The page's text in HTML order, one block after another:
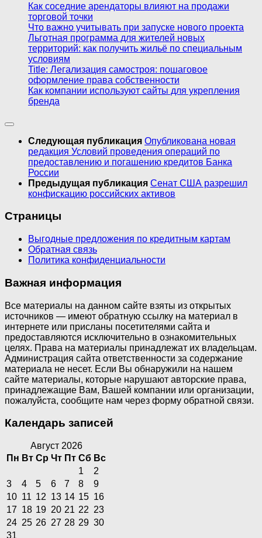
Как соседние арендаторы влияют на продажи
торговой точки
Что важно учитывать при запуске нового проекта
Льготная программа для жителей новых
территорий: как получить жильё по специальным
условиям
Title: Легализация самостроя: пошаговое
оформление права собственности
Как компании используют сайты для укрепления
бренда
Следующая публикация Опубликована новая
редакция Условий проведения операций по
предоставлению и погашению кредитов Банка
России
Предыдущая публикация Сенат США разрешил
конфискацию российских активов
Страницы
Выгодные предложения по кредитным картам
Обратная связь
Политика конфиденциальности
Важная информация
Все материалы на данном сайте взяты из открытых
источников — имеют обратную ссылку на материал в
интернете или присланы посетителями сайта и
предоставляются исключительно в ознакомительных
целях. Права на материалы принадлежат их владельцам.
Администрация сайта ответственности за содержание
материала не несет. Если Вы обнаружили на нашем
сайте материалы, которые нарушают авторские права,
принадлежащие Вам, Вашей компании или организации,
пожалуйста, сообщите нам через форму обратной связи.
Календарь записей
Август 2026
Пн Вт Ср Чт Пт Сб Вс
1
2
3
4 5 6 7 8
9
10 11 12 13 14 15 16
17 18 19 20 21 22 23
24 25 26 27 28 29 30
31